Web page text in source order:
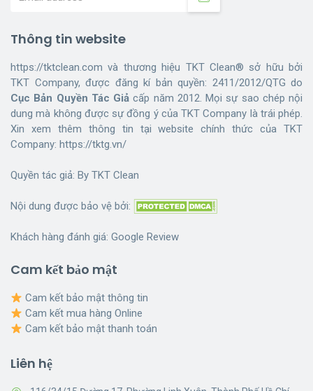
Thông tin website
https://tktclean.com và thương hiệu TKT Clean® sở hữu bởi
TKT Company, được đăng kí bản quyền: 2411/2012/QTG do
Cục Bản Quyền Tác Giả cấp năm 2012. Mọi sự sao chép nội
dung mà không được sự đồng ý của TKT Company là trái phép.
Xin xem thêm thông tin tại website chính thức của TKT
Company: https://tktg.vn/
Quyền tác giả: By TKT Clean
Nội dung được bảo vệ bởi:
Khách hàng đánh giá: Google Review
Cam kết bảo mật
Cam kết bảo mật thông tin
Cam kết mua hàng Online
Cam kết bảo mật thanh toán
Liên hệ